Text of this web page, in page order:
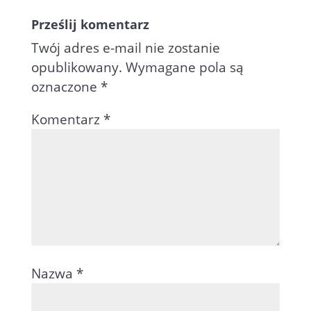
Prześlij komentarz
Twój adres e-mail nie zostanie
opublikowany. Wymagane pola są
oznaczone *
Komentarz *
Nazwa *